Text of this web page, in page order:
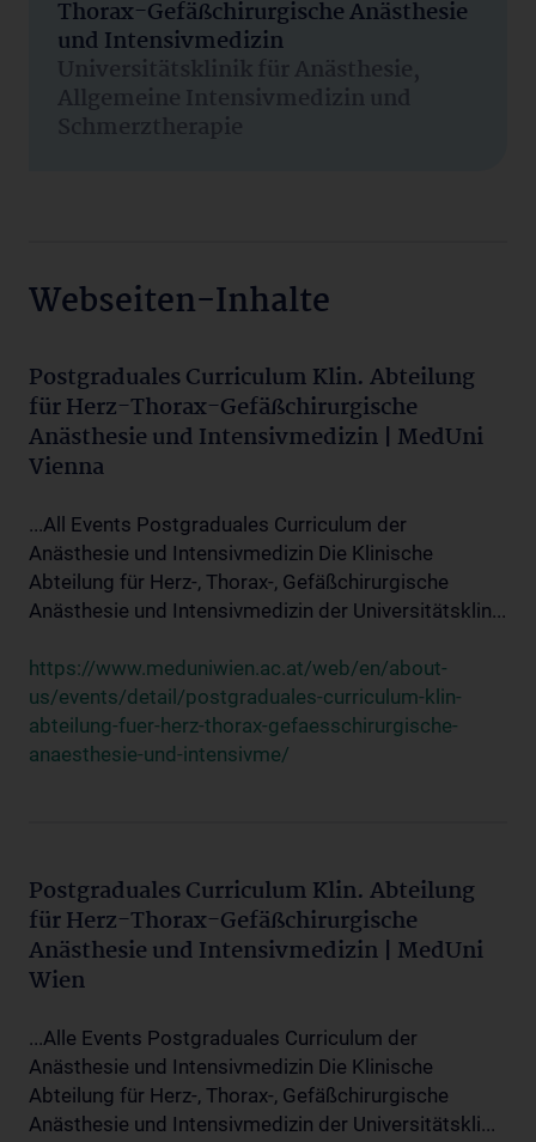
Thorax-Gefäßchirurgische Anästhesie
und Intensivmedizin
Universitätsklinik für Anästhesie,
Allgemeine Intensivmedizin und
Schmerztherapie
Webseiten-Inhalte
Postgraduales Curriculum Klin. Abteilung
für Herz-Thorax-Gefäßchirurgische
Anästhesie und Intensivmedizin | MedUni
Vienna
...All Events Postgraduales Curriculum der
Anästhesie und Intensivmedizin Die Klinische
Abteilung für Herz-, Thorax-, Gefäßchirurgische
Anästhesie und Intensivmedizin der Universitätsklin...
https://www.meduniwien.ac.at/web/en/about-
us/events/detail/postgraduales-curriculum-klin-
abteilung-fuer-herz-thorax-gefaesschirurgische-
anaesthesie-und-intensivme/
Postgraduales Curriculum Klin. Abteilung
für Herz-Thorax-Gefäßchirurgische
Anästhesie und Intensivmedizin | MedUni
Wien
...Alle Events Postgraduales Curriculum der
Anästhesie und Intensivmedizin Die Klinische
Abteilung für Herz-, Thorax-, Gefäßchirurgische
Anästhesie und Intensivmedizin der Universitätskli...